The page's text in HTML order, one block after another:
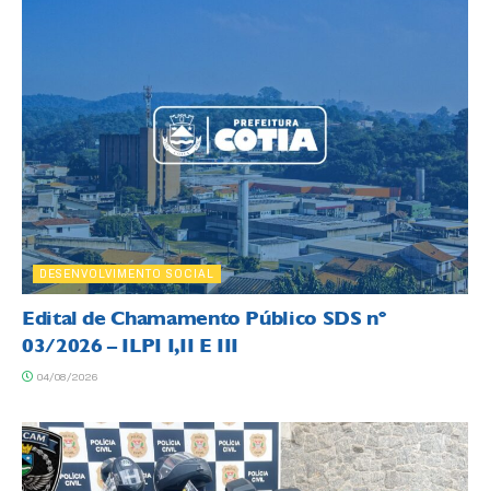
DESENVOLVIMENTO SOCIAL
Edital de Chamamento Público SDS nº
03/2026 – ILPI I,II E III
04/08/2026